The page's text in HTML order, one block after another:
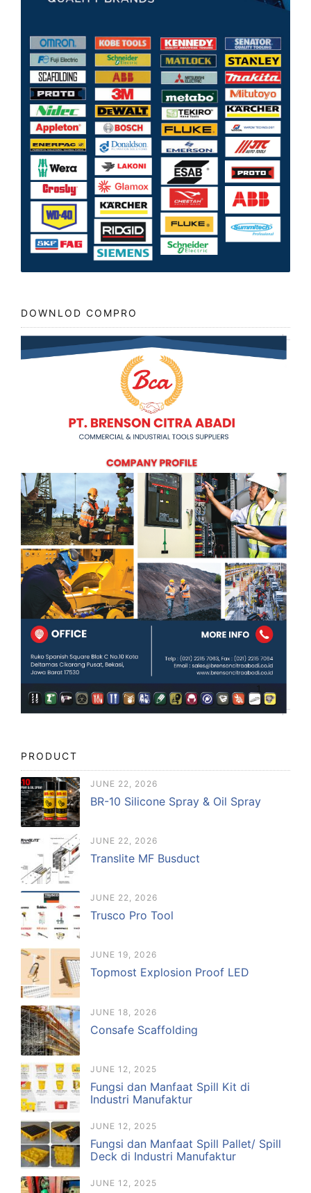
DOWNLOD COMPRO
PRODUCT
JUNE 22, 2026
BR-10 Silicone Spray & Oil Spray
JUNE 22, 2026
Translite MF Busduct
JUNE 22, 2026
Trusco Pro Tool
JUNE 19, 2026
Topmost Explosion Proof LED
JUNE 18, 2026
Consafe Scaffolding
JUNE 12, 2025
Fungsi dan Manfaat Spill Kit di
Industri Manufaktur
JUNE 12, 2025
Fungsi dan Manfaat Spill Pallet/ Spill
Deck di Industri Manufaktur
JUNE 12, 2025